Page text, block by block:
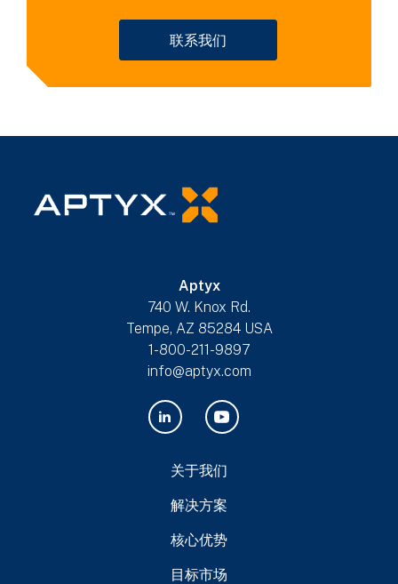
联系我们
Aptyx
740 W. Knox Rd.
Tempe, AZ 85284 USA
1-800-211-9897
info@aptyx.com
关于我们
解决方案
核心优势
目标市场